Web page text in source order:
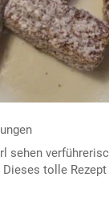
sehen
Dieses tolle